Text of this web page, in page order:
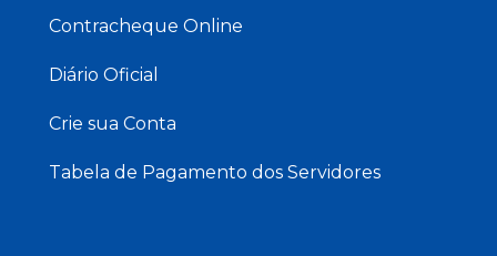
Contracheque Online
Diário Oficial
Crie sua Conta
Tabela de Pagamento dos Servidores